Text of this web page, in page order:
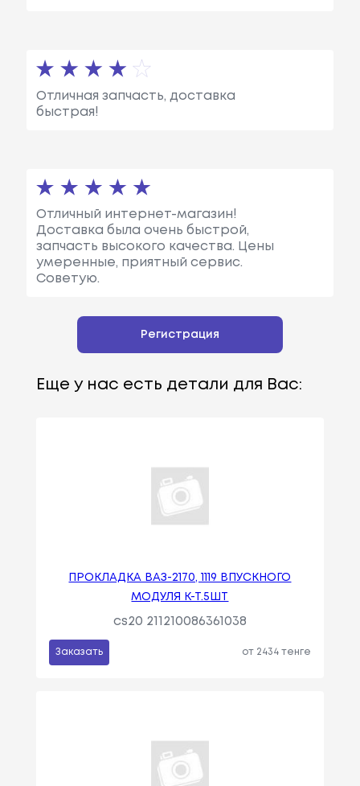
Отличная запчасть, доставка
быстрая!
Отличный интернет-магазин!
Доставка была очень быстрой,
запчасть высокого качества. Цены
умеренные, приятный сервис.
Советую.
Регистрация
Еще у нас есть детали для Вас:
ПРОКЛАДКА ВАЗ-2170, 1119 ВПУСКНОГО
МОДУЛЯ К-Т.5ШТ
cs20 211210086361038
Заказать от 2434 тенге